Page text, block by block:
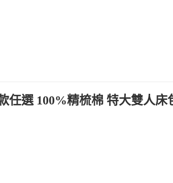
任選 100%精梳棉 特大雙人床